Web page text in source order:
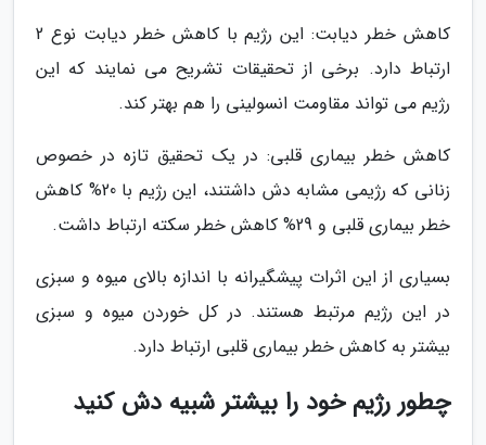
کاهش خطر دیابت: این رژیم با کاهش خطر دیابت نوع 2
ارتباط دارد. برخی از تحقیقات تشریح می نمایند که این
رژیم می تواند مقاومت انسولینی را هم بهتر کند.
کاهش خطر بیماری قلبی: در یک تحقیق تازه در خصوص
زنانی که رژیمی مشابه دش داشتند، این رژیم با 20% کاهش
خطر بیماری قلبی و 29% کاهش خطر سکته ارتباط داشت.
بسیاری از این اثرات پیشگیرانه با اندازه بالای میوه و سبزی
در این رژیم مرتبط هستند. در کل خوردن میوه و سبزی
بیشتر به کاهش خطر بیماری قلبی ارتباط دارد.
چطور رژیم خود را بیشتر شبیه دش کنید